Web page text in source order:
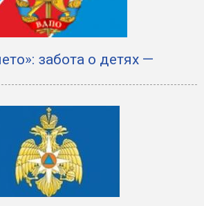
забота о детях —